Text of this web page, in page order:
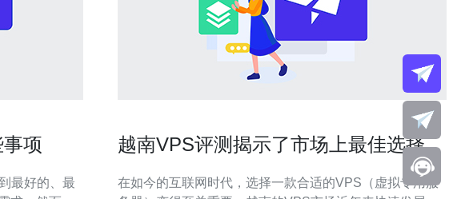
项
最好的、最
越南VPS评测揭示了市场上最佳选择
在如今的互联网时代，选择一款合适的VPS（虚拟专用服